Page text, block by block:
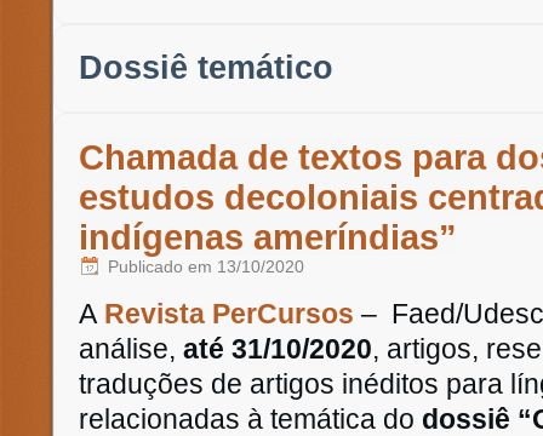
Dossiê temático
Chamada de textos para
estudos decoloniais
indígenas ameríndias”
Publicado em 13/10/2020
A Revista PerCursos – Faed/
análise, até 31/10/2020, artigos,
traduções de artigos inéditos para
relacionadas à temática do dossiê